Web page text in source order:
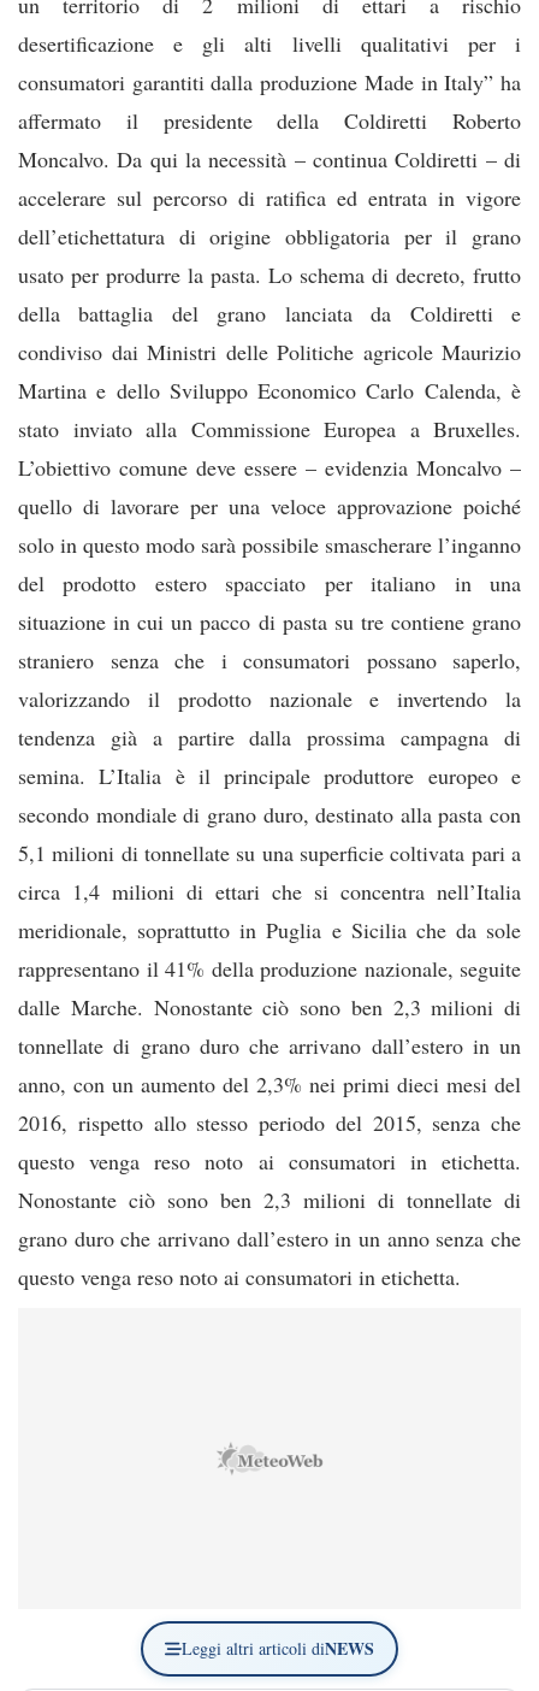
desertificazione e gli alti livelli qualitativi per i
consumatori garantiti dalla produzione Made in Italy” ha
affermato il presidente della Coldiretti Roberto
Moncalvo. Da qui la necessità – continua Coldiretti – di
accelerare sul percorso di ratifica ed entrata in vigore
dell’etichettatura di origine obbligatoria per il grano
usato per produrre la pasta. Lo schema di decreto, frutto
della battaglia del grano lanciata da Coldiretti e
condiviso dai Ministri delle Politiche agricole Maurizio
Martina e dello Sviluppo Economico Carlo Calenda, è
stato inviato alla Commissione Europea a Bruxelles.
L’obiettivo comune deve essere – evidenzia Moncalvo –
quello di lavorare per una veloce approvazione poiché
solo in questo modo sarà possibile smascherare l’inganno
del prodotto estero spacciato per italiano in una
situazione in cui un pacco di pasta su tre contiene grano
straniero senza che i consumatori possano saperlo,
valorizzando il prodotto nazionale e invertendo la
tendenza già a partire dalla prossima campagna di
semina. L’Italia è il principale produttore europeo e
secondo mondiale di grano duro, destinato alla pasta con
5,1 milioni di tonnellate su una superficie coltivata pari a
circa 1,4 milioni di ettari che si concentra nell’Italia
meridionale, soprattutto in Puglia e Sicilia che da sole
rappresentano il 41% della produzione nazionale, seguite
dalle Marche. Nonostante ciò sono ben 2,3 milioni di
tonnellate di grano duro che arrivano dall’estero in un
anno, con un aumento del 2,3% nei primi dieci mesi del
2016, rispetto allo stesso periodo del 2015, senza che
questo venga reso noto ai consumatori in etichetta.
Nonostante ciò sono ben 2,3 milioni di tonnellate di
grano duro che arrivano dall’estero in un anno senza che
questo venga reso noto ai consumatori in etichetta.
Leggi altri articoli diNEWS